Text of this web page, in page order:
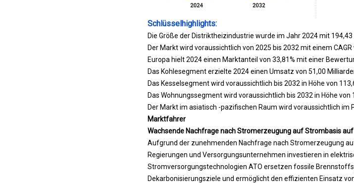
Schlüsselhighlights:
Die Größe der Distriktheizindustrie wurde im Jahr 2024 mit 194,43
Der Markt wird voraussichtlich von 2025 bis 2032 mit einem CAGR
Europa hielt 2024 einen Marktanteil von 33,81% mit einer
Das Kohlesegment erzielte 2024 einen Umsatz von 51,00
Das Kesselsegment wird voraussichtlich bis 2032 in Höhe von
Das Wohnungssegment wird voraussichtlich bis 2032 in Höhe von
Der Markt im asiatisch -pazifischen Raum wird voraussichtlich im
Marktfahrer
Wachsende Nachfrage nach Stromerzeugung auf Strombasis
Aufgrund der zunehmenden Nachfrage nach Stromerzeugung
Regierungen und Versorgungsunternehmen investieren in
Stromversorgungstechnologien ATO ersetzen fossile
Dekarbonisierungsziele und ermöglicht den effizienten Einsatz